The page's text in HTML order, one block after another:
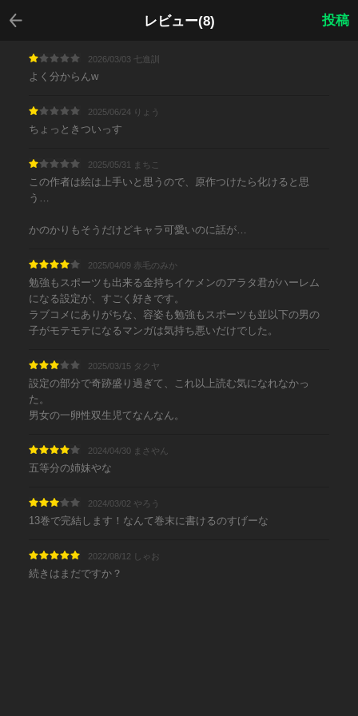
レビュー(8)
戻る
投稿
2026/03/03 七進訓
よく分からんw
2025/06/24 りょう
ちょっときついっす
2025/05/31 まちこ
この作者は絵は上手いと思うので、原作つけたら化けると思
う…
かのかりもそうだけどキャラ可愛いのに話が…
2025/04/09 赤毛のみか
勉強もスポーツも出来る金持ちイケメンのアラタ君がハーレム
になる設定が、すごく好きです。
ラブコメにありがちな、容姿も勉強もスポーツも並以下の男の
子がモテモテになるマンガは気持ち悪いだけでした。
2025/03/15 タクヤ
設定の部分で奇跡盛り過ぎて、これ以上読む気になれなかっ
た。
男女の一卵性双生児てなんなん。
2024/04/30 まさやん
五等分の姉妹やな
2024/03/02 やろう
13巻で完結します！なんて巻末に書けるのすげーな
2022/08/12 しゃお
続きはまだですか？